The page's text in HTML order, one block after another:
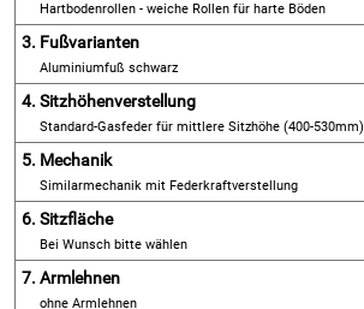
Hartbodenrollen - weiche Rollen für harte Böden
3. Fußvarianten
Aluminiumfuß schwarz
4. Sitzhöhenverstellung
Standard-Gasfeder für mittlere Sitzhöhe (400-530mm)
5. Mechanik
Similarmechanik mit Federkraftverstellung
6. Sitzfläche
Bei Wunsch bitte wählen
7. Armlehnen
ohne Armlehnen